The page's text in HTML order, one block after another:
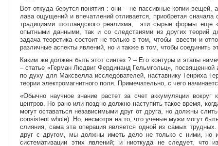
Вот откуда берутся понятия : они – не пассивные копии
лава ощущений и впечатлений отливается, приобретая сначала
традициями шотландского реализма, эти сырые формы еще
опытными данными, так и со следствиями из других теорий
задача теоретика состоит не только в том, чтобы ввести и
различные аспекты явлений, но и также в том, чтобы соединить
Каким же должен быть этот синтез ? – Его контуры и этапы
– статье «Герман Людвиг Фердинанд Гельмгольц», посвященной
по духу для Максвелла исследователей, наставнику Генриха
теории электромагнитного поля. Примечательно, с чего
«Обычно научное знание растет за счет аккумуляции вокруг
центров. Но рано или поздно должно наступить такое время,
могут оставаться независимыми друг от друга, но должны
consistent whole). Но, несмотря на то, что ученые мужи могут
слияния, сама эта операция является одной из самых
друг с другом, мы должны иметь дело не только с ними, но
систематизации этих явлений; и ниоткуда не следует, что